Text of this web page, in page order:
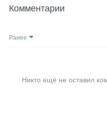
Комментарии
Ранее
Никто ещё не оставил